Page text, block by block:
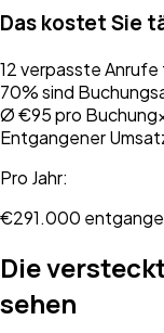
Das kostet Sie
12 verpasste Anrufe
70% sind
Ø €95 pro Buchung
Entgangener
Pro Jahr:
€291.000
Die
sehen